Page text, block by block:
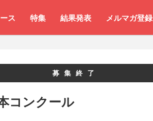
ス 特集 結果発表 メルマガ登録
募集終了
コンクール